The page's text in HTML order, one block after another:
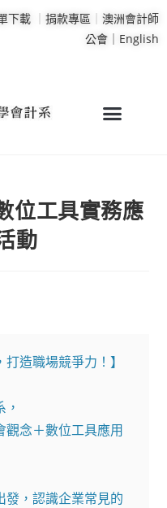
下載 ｜ 捐款專區 ｜ 澳洲會計師
公會｜ English
位工具實務應
動
造職場競爭力！】
觀念＋數位工具應用
發，認識企業常見的